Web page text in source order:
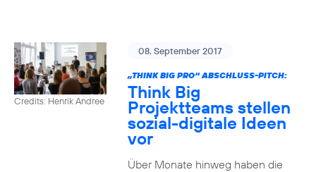
Credits: Henrik Andree
08. September 2017
„THINK BIG PRO“ ABSCHLUSS-PITCH:
Think Big
Projektteams stellen
sozial-digitale Ideen
vor
Über Monate hinweg haben die